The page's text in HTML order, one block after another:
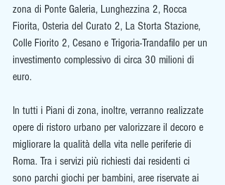
zona di Ponte Galeria, Lunghezzina 2, Rocca
Fiorita, Osteria del Curato 2, La Storta Stazione,
Colle Fiorito 2, Cesano e Trigoria-Trandafilo per un
investimento complessivo di circa 30 milioni di
euro.
In tutti i Piani di zona, inoltre, verranno realizzate
opere di ristoro urbano per valorizzare il decoro e
migliorare la qualità della vita nelle periferie di
Roma. Tra i servizi più richiesti dai residenti ci
sono parchi giochi per bambini, aree riservate ai